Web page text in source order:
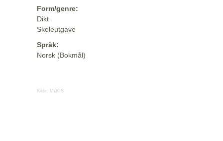
Form/genre:
Dikt
Skoleutgave
Språk:
Norsk (Bokmål)
Kilde: MODS